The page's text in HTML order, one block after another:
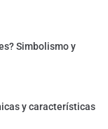
Simbolismo y
y características